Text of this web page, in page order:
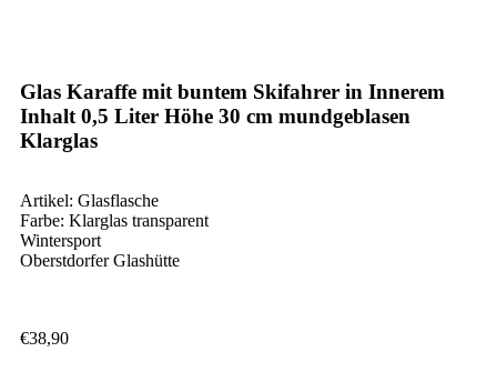
Glas Karaffe mit buntem Skifahrer in Innerem
Inhalt 0,5 Liter Höhe 30 cm mundgeblasen
Klarglas
Artikel: Glasflasche
Farbe: Klarglas transparent
Wintersport
Oberstdorfer Glashütte
€38,90